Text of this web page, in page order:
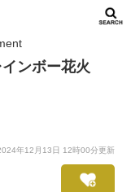
ンボー花火
年12月13日 12時00分更新